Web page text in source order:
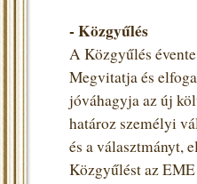
- Közgyűlés
A Közgyűlés
Megvitatja és
jóváhagyja az új
határoz személyi
és a választmányt,
Közgyűlést az